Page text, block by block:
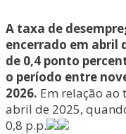
A taxa de
encerrado em abril
de 0,4 ponto
o período entre
2026. Em relação ao
abril de 2025,
0,8 p.p.